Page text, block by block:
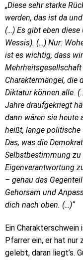
„Diese sehr starke
werden, das ist da
(…) Es gibt eben
Wessis). (…) Nur:
ist es wichtig, dass
Charaktermängel, die
Diktatur können alle.
Jahre draufgekriegt
dann wären sie heute
heißt, lange
Das, was die
Selbstbestimmung
Eigenverantwortung
– genau das
Gehorsam und
dich nach oben. (…)“
Ein
Pfarrer ein, er hat nur
gelebt, daran liegt’s.